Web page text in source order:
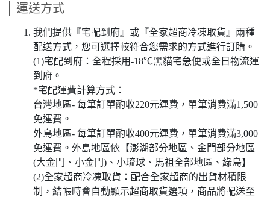
運送方式
我們提供『宅配到府』或『全家超商冷凍取貨』兩種
配送方式，您可選擇較符合您需求的方式進行訂購。
(1)宅配到府：全程採用-18℃黑貓宅急便或全日物流運
到府。
*宅配運費計算方式：
台灣地區- 每筆訂單酌收220元運費，單筆消費滿1,500
免運費。
外島地區- 每筆訂單酌收400元運費，單筆消費滿3,000
免運費。外島地區依【澎湖部分地區、金門部分地區
(大金門、小金門)、小琉球、馬祖全部地區、綠島】
(2)全家超商冷凍取貨：配合全家超商的出貨材積限
制，結帳時會自動顯示超商取貨選項，商品將配送至